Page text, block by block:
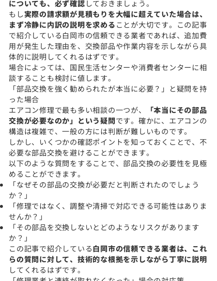
についても、必ず確認しておきましょう。
もし実際の請求額が見積もりを大幅に超えていた場合は、
まず冷静に内訳の説明を求めることが大切です。この記事
で紹介している白岡市の信頼できる業者であれば、追加費
用が発生した理由を、交換部品や作業内容を示しながら具
体的に説明してくれるはずです。
場合によっては、国民生活センターや消費者センターに相
談することも検討に値します。
「部品交換を強く勧められたが本当に必要？」と疑問を持
った場合
エアコン修理で最も多い相談の一つが、
「本当にその部品
交換が必要なのか」という疑問です。確かに、エアコンの
構造は複雑で、一般の方には判断が難しいものです。
しかし、いくつかの確認ポイントを知っておくことで、不
必要な部品交換を避けることができます。
以下のような質問をすることで、部品交換の必要性を見極
めることができます。
「なぜその部品の交換が必要だと判断されたのでしょう
か？」
「修理ではなく、調整や清掃で対応できる可能性はありま
せんか？」
「その部品を交換しないとどのようなリスクがあります
か？」
この記事で紹介している白岡市の信頼できる業者は、これ
らの質問に対して、技術的な根拠を示しながら丁寧に説明
してくれるはずです。